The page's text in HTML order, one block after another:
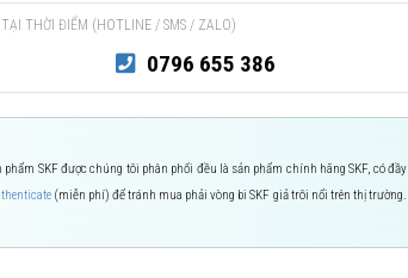
THỜI ĐIỂM (HOTLINE / SMS / ZALO)
0796 655 386
SKF được chúng tôi phân phối đều là sản phẩm chính hãng SKF, có đầy
(miễn phí) để tránh mua phải vòng bi SKF giả trôi nổi trên thị trường.